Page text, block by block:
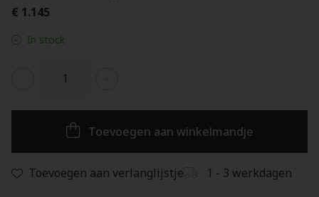
€ 1.145
In stock
Toevoegen aan winkelmandje
Toevoegen aan verlanglijstje 1 - 3 werkdagen